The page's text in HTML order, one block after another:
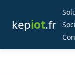
kepiot.fr